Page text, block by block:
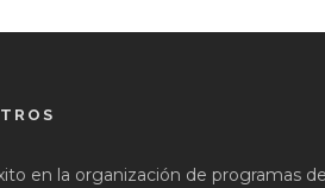
en la organización de programas